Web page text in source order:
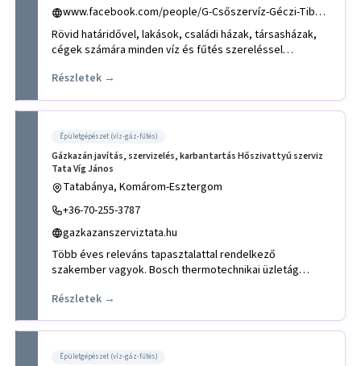
www.facebook.com/people/G-Csőszervíz-Géczi-Tibor/61552315855791/
Rövid határidővel, lakások, családi házak, társasházak,
cégek számára minden víz és fűtés szereléssel
Részletek →
Épületgépészet (víz-gáz-fűtés)
Gázkazán javítás, szervizelés, karbantartás Hőszivattyú szerviz
Tata Víg János
Tatabánya, Komárom-Esztergom
+36-70-255-3787
gazkazanszerviztata.hu
Több éves releváns tapasztalattal rendelkező
szakember vagyok. Bosch thermotechnikai üzletág
Részletek →
Épületgépészet (víz-gáz-fűtés)